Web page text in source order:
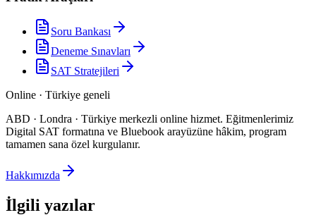
Soru Bankası
Deneme Sınavları
SAT Stratejileri
Online · Türkiye geneli
ABD · Londra · Türkiye merkezli online hizmet. Eğitmenlerimiz
Digital SAT formatına ve Bluebook arayüzüne hâkim, program
tamamen sana özel kurgulanır.
Hakkımızda
İlgili yazılar